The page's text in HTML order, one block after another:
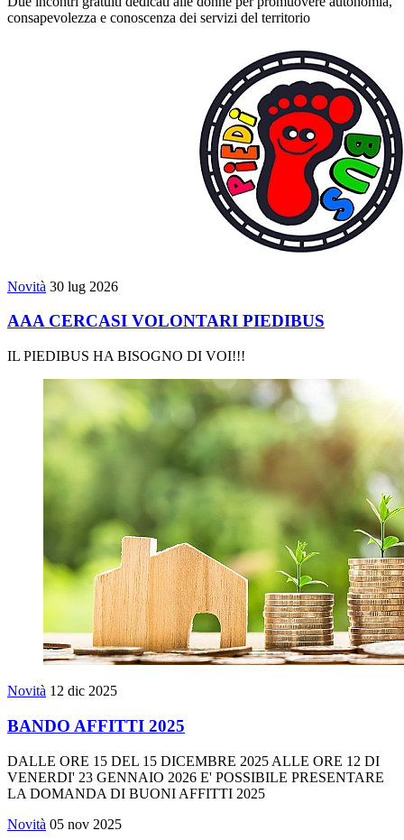
consapevolezza e conoscenza dei servizi del territorio
Novità 30 lug 2026
AAA CERCASI VOLONTARI PIEDIBUS
IL PIEDIBUS HA BISOGNO DI VOI!!!
Novità 12 dic 2025
BANDO AFFITTI 2025
DALLE ORE 15 DEL 15 DICEMBRE 2025 ALLE ORE 12 DI
VENERDI' 23 GENNAIO 2026 E' POSSIBILE PRESENTARE
LA DOMANDA DI BUONI AFFITTI 2025
Novità 05 nov 2025